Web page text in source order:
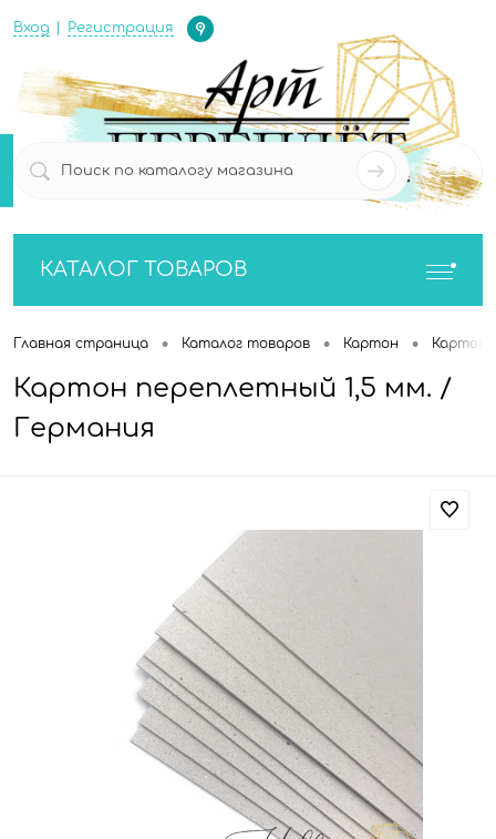
Вход Регистрация
Определение
0
КАТАЛОГ ТОВАРОВ
Главная страница • Каталог товаров • Картон • Картон
Картон переплетный 1,5 мм. /
Германия